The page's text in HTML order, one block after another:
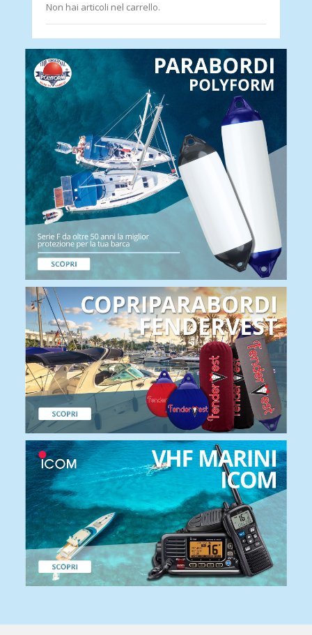
Non hai articoli nel carrello.